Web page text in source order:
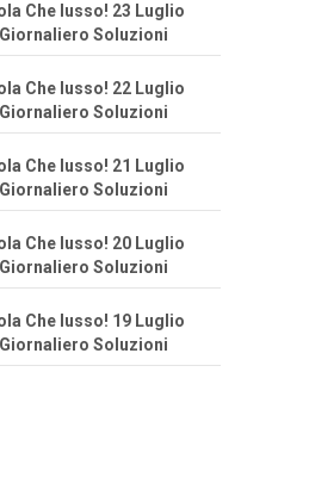
Che lusso! 23 Luglio
Soluzioni
Che lusso! 22 Luglio
Soluzioni
Che lusso! 21 Luglio
Soluzioni
Che lusso! 20 Luglio
Soluzioni
Che lusso! 19 Luglio
Soluzioni